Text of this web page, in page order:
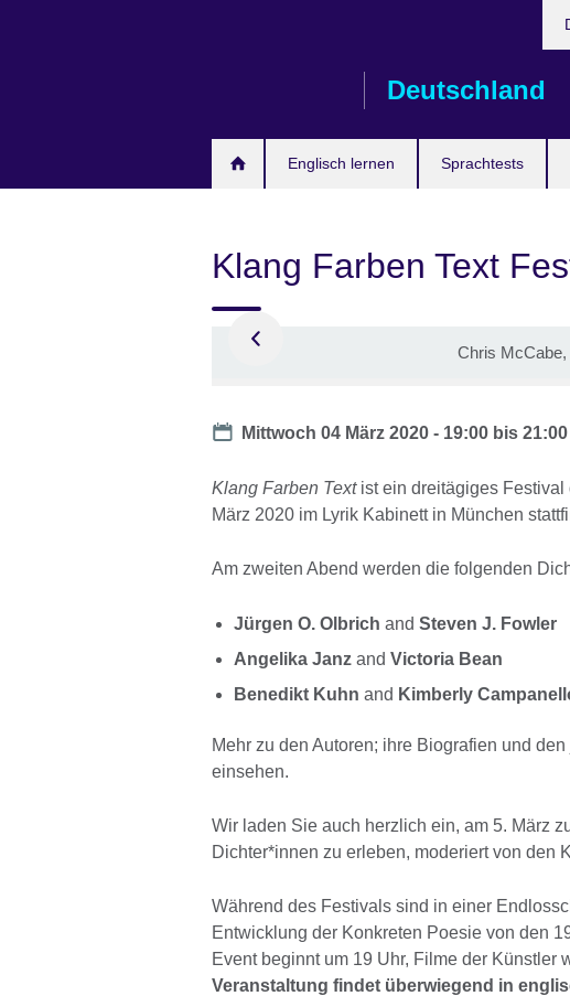
Deutschland
Englisch lernen Sprachtests
Klang Farben Text
Chris
Date
Mittwoch 04 März 2020 - 19:00 bis21:00
Klang Farben Text ist ein dreitägiges
März 2020 im Lyrik Kabinett in München
Am zweiten Abend werden die folgenden
Jürgen O. Olbrich and Steven J. Fowler
Angelika Janz and Victoria Bean
Benedikt Kuhn and Kimberly
Mehr zu den Autoren; ihre Biografien und
einsehen.
Wir laden Sie auch herzlich ein, am 5. März
Dichter*innen zu erleben, moderiert von den
Während des Festivals sind in einer
Entwicklung der Konkreten Poesie von den
Event beginnt um 19 Uhr, Filme der Künstler
Veranstaltung findet überwiegend in